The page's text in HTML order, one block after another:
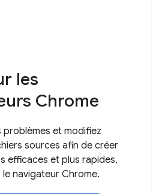
les
Chrome
problèmes et modifiez
sources afin de créer
efficaces et plus rapides,
navigateur Chrome.